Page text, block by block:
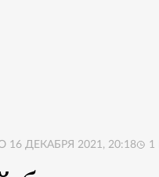
16 ДЕКАБРЯ 2021, 20:18 1